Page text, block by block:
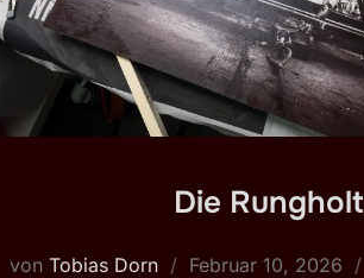
Die Rungholt
von Tobias Dorn
Veröffentlicht
Februar 10, 2026